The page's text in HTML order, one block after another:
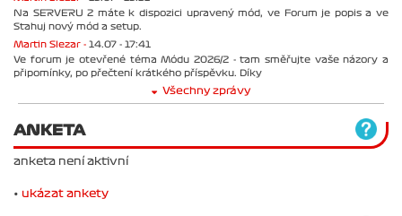
Na SERVERU 2 máte k dispozici upravený mód, ve Forum je popis a ve
Stahuj nový mód a setup.
Martin Slezar - 14.07 - 17:41
Ve forum je otevřené téma Módu 2026/2 - tam směřujte vaše názory a
připomínky, po přečtení krátkého příspěvku. Díky
Všechny zprávy
ANKETA
anketa není aktivní
• ukázat ankety